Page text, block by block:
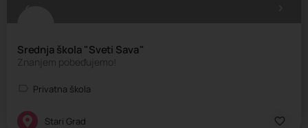
Srednja škola "Sveti Sava"
Znanjem pobeđujemo!
Privatna škola
Stari Grad